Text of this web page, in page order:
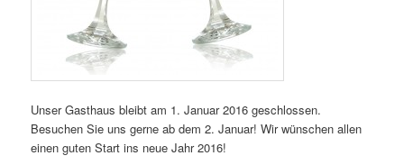
Unser Gasthaus bleibt am 1. Januar 2016 geschlossen.
Besuchen Sie uns gerne ab dem 2. Januar! Wir wünschen allen
einen guten Start ins neue Jahr 2016!